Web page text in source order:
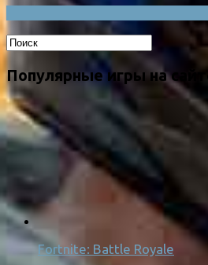
Популярные игры на сайте
Fortnite: Battle Royale